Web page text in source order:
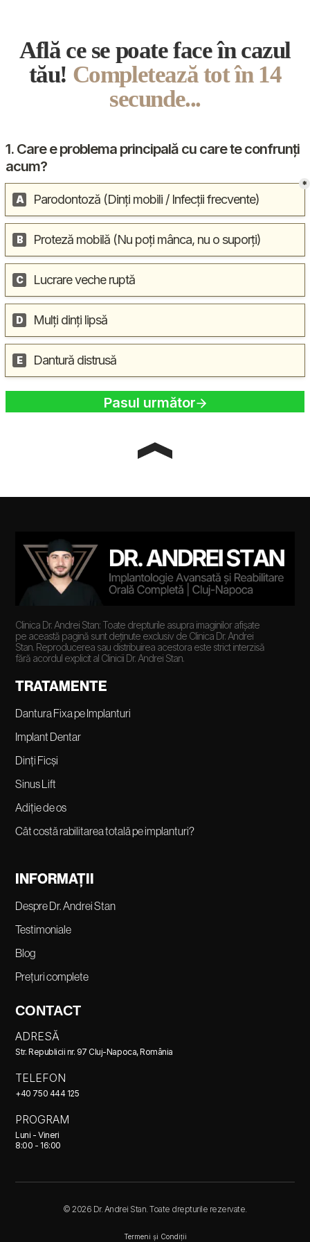
Află ce se poate face în cazul
tău! Completează tot în 14
secunde...
Clinica Dr. Andrei Stan: Toate drepturile asupra imaginilor afișate
pe această pagină sunt deținute exclusiv de Clinica Dr. Andrei
Stan. Reproducerea sau distribuirea acestora este strict interzisă
fără acordul explicit al Clinicii Dr. Andrei Stan.
TRATAMENTE
Dantura Fixa pe Implanturi
Implant Dentar
Dinți Ficși
Sinus Lift
Adiție de os
Cât costă rabilitarea totală pe implanturi?
INFORMAȚII
Despre Dr. Andrei Stan
Testimoniale
Blog
Prețuri complete
CONTACT
ADRESĂ
Str. Republicii nr. 97 Cluj-Napoca, România
TELEFON
+40 750 444 125
PROGRAM
Luni - Vineri
8:00 - 16:00
© 2026 Dr. Andrei Stan. Toate drepturile rezervate.
Termeni și Condiții